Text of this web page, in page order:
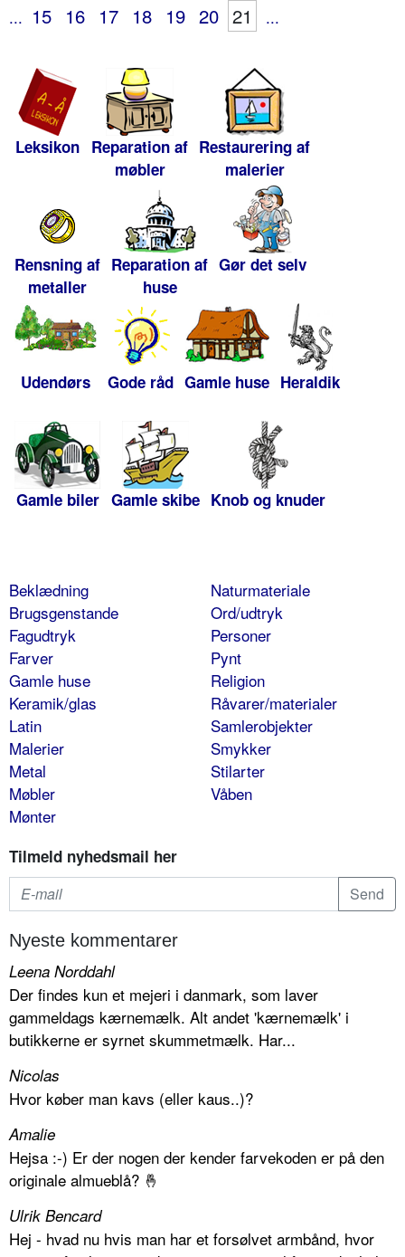
... 15 16 17 18 19 20 21 ...
Leksikon Reparation af
møbler
Restaurering af
malerier
Rensning af
metaller
Reparation af
huse
Gør det selv
Udendørs Gode råd Gamle huse Heraldik
Gamle biler Gamle skibe Knob og knuder
Beklædning
Brugsgenstande
Fagudtryk
Farver
Gamle huse
Keramik/glas
Latin
Malerier
Metal
Møbler
Mønter
Naturmateriale
Ord/udtryk
Personer
Pynt
Religion
Råvarer/materialer
Samlerobjekter
Smykker
Stilarter
Våben
Tilmeld nyhedsmail her
Nyeste kommentarer
Leena Norddahl
Der findes kun et mejeri i danmark, som laver
gammeldags kærnemælk. Alt andet 'kærnemælk' i
butikkerne er syrnet skummetmælk. Har...
Nicolas
Hvor køber man kavs (eller kaus..)?
Amalie
Hejsa :-) Er der nogen der kender farvekoden er på den
originale almueblå? 🤞
Ulrik Bencard
Hej - hvad nu hvis man har et forsølvet armbånd, hvor